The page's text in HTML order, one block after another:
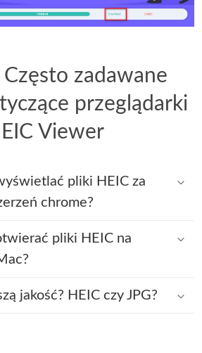
Często zadawane
przeglądarki
Viewer
pliki HEIC za
chrome?
pliki HEIC na
jakość? HEIC czy JPG?